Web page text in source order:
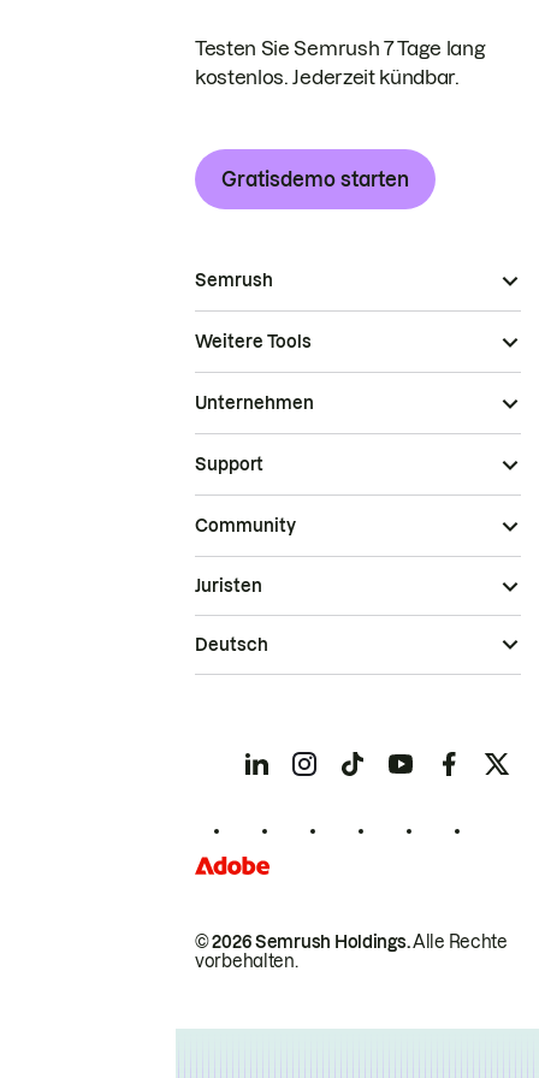
Testen Sie Semrush 7 Tage lang
kostenlos. Jederzeit kündbar.
Gratisdemo starten
Semrush
Weitere Tools
Unternehmen
Support
Community
© 2026 Semrush Holdings.Alle Rechte
vorbehalten.
Juristen
Deutsch